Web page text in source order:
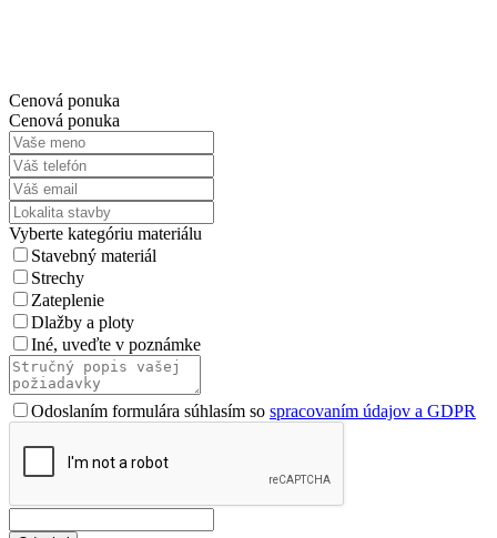
Cenová ponuka
Cenová ponuka
Vyberte kategóriu materiálu
Stavebný materiál
Strechy
Zateplenie
Dlažby a ploty
Iné, uveďte v poznámke
Odoslaním formulára súhlasím so spracovaním údajov a GDPR